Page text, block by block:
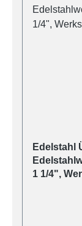
Edelstahl
1 1/4",